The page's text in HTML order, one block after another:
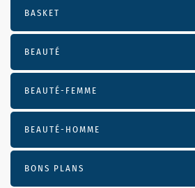
BASKET
BEAUTÉ
BEAUTÉ-FEMME
BEAUTÉ-HOMME
BONS PLANS